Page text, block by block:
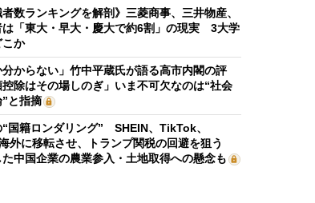
者数ランキングを解剖》三菱商事、三井物産、
は「東大・早大・慶大で約6割」の現実 3大学
こか
分からない」竹中平蔵氏が語る高市内閣の評
除はその場しのぎ」いま不可欠なのは“社会
と指摘
国籍ロンダリング” SHEIN、TikTok、
外に移転させ、トランプ関税の回避を狙う
中国企業の農業参入・土地取得への懸念も